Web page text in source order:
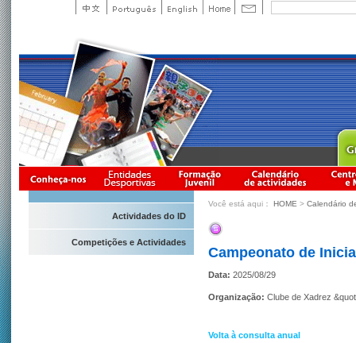
Actividades do ID
Competições e Actividades
Você está aqui： HOME > Calendário
Campeonato de
Data: 2025/08/29
Organização: Clube de Xadrez
Volta à consulta anual